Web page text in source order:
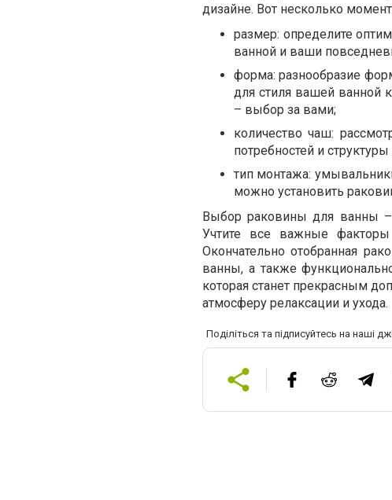
дизайне. Вот несколько
размер: определите
ванной и ваши
форма: разнообразие
для стиля вашей ванной
– выбор за вами;
количество чаш:
потребностей и
тип монтажа:
можно установить
Выбор раковины для ванны –
Учтите все важные
Окончательно отобранная
ванны, а также
которая станет прекрасным
атмосферу релаксации и ухода.
Поділіться та підписуйтесь на наші